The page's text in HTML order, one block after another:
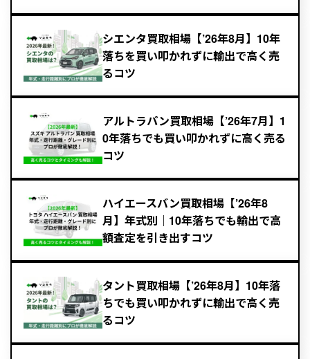
シエンタ買取相場【’26年8月】10年
落ちを買い叩かれずに輸出で高く売
るコツ
アルトラパン買取相場【’26年7月】1
0年落ちでも買い叩かれずに高く売る
コツ
ハイエースバン買取相場【’26年8
月】年式別｜10年落ちでも輸出で高
額査定を引き出すコツ
タント買取相場【’26年8月】10年落
ちでも買い叩かれずに輸出で高く売
るコツ